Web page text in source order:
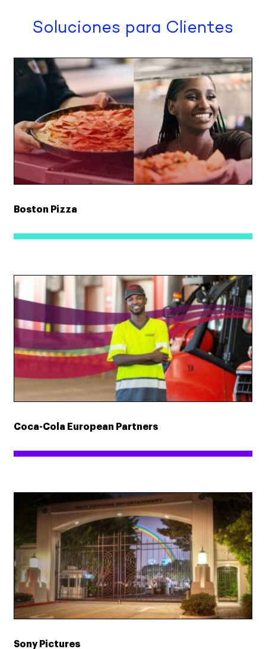
Soluciones para Clientes
Boston Pizza
Coca-Cola European Partners
Sony Pictures